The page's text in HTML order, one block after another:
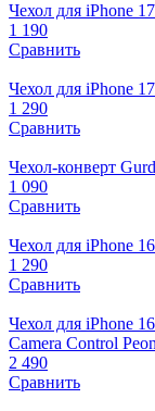
Чехол для iPhone
1 190
Сравнить
Чехол для iPhone
1 290
Сравнить
Чехол-конверт
1 090
Сравнить
Чехол для iPhone
1 290
Сравнить
Чехол для iPhone
Camera Control
2 490
Сравнить